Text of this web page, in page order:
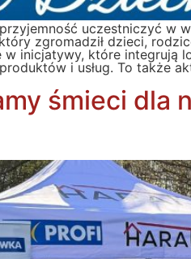
uczestniczyć w
zgromadził dzieci,
inicjatywy, które integrują
i usług. To także
śmieci dla